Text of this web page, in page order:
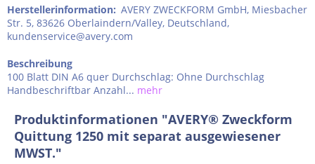
Herstellerinformation: AVERY ZWECKFORM GmbH, Miesbacher
Str. 5, 83626 Oberlaindern/Valley, Deutschland,
kundenservice@avery.com
Beschreibung
100 Blatt DIN A6 quer Durchschlag: Ohne Durchschlag
Handbeschriftbar Anzahl... mehr
Produktinformationen "AVERY® Zweckform
Quittung 1250 mit separat ausgewiesener
MWST."